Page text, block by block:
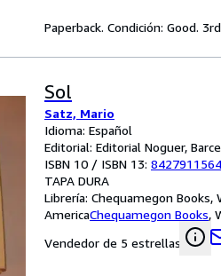
Paperback. Condición: Good.
Sol
Satz, Mario
Idioma: Español
Editorial: Editorial Noguer,
ISBN 10 / ISBN 13: 8427911564
TAPA DURA
Librería: Chequamegon Books,
AmericaChequamegon Books,
Vendedor de 5 estrellas